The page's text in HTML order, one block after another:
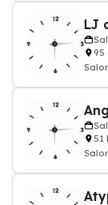
LJ
95
51